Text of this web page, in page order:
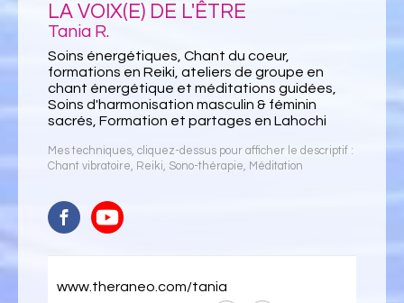
LA VOIX(E) DE L'ÊTRE
Tania R.
Soins énergétiques, Chant du coeur,
formations en Reiki, ateliers de groupe en
chant énergétique et méditations guidées,
Soins d'harmonisation masculin & féminin
sacrés, Formation et partages en Lahochi
Mes techniques, cliquez-dessus pour afficher le descriptif :
Chant vibratoire, Reiki, Sono-thérapie, Méditation
www.theraneo.com/tania